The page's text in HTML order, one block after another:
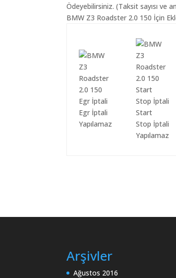
Ödeyebilirsiniz. (Taksit sayısı ve
BMW Z3 Roadster 2.0 150 İçin
Egr İptali
Yapılamaz
Start
Stop İptali
Yapılamaz
Arşivler
Ağustos 2016